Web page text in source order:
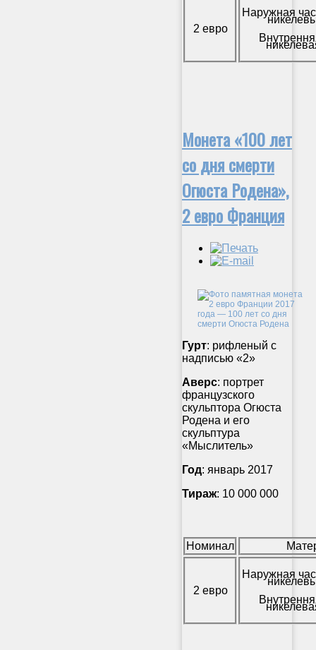
2 евро
Наружная
Монета «100 лет
со дня смерти
Огюста Родена»,
2 евро Франция
Гурт: рифленый с
надписью «2»
Аверс: портрет
французского
скульптора Огюста
Родена и его
скульптура
«Мыслитель»
Год: январь 2017
Тираж: 10 000 000
Номинал
2 евро
Наружная